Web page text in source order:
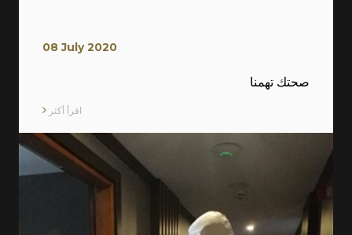
08 July 2020
صحتك تهمنا
اقرأ أكثر